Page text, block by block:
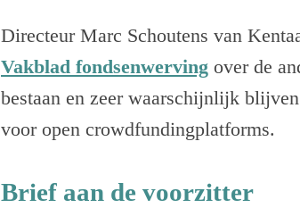
Directeur Marc Schoutens van
Vakblad fondsenwerving over de
bestaan en zeer waarschijnlijk
voor open crowdfundingplatforms.
Brief aan de voorzitter